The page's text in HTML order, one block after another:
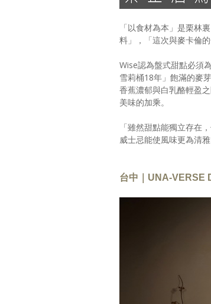
「以食材為本」是栗林
料」，「這次與麥卡倫
Wise認為盤式甜點必須
雪莉桶18年」飽滿的麥
香蕉濃郁與白乳酪輕盈
美味的加乘。
「雖然甜點能獨立存在
威士忌能使風味更為清
台中｜UNA-VERSE